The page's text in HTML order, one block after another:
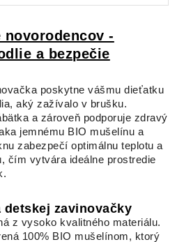
novorodencov -
a bezpečie
poskytne vášmu dieťatku
aký zažívalo v brušku.
a zároveň podporuje zdravý
jemnému BIO mušelínu a
zabezpečí optimálnu teplotu a
čím vytvára ideálne prostredie
detskej zavinovačky
z vysoko kvalitného materiálu.
100% BIO mušelínom, ktorý